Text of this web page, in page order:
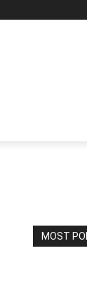
MOST